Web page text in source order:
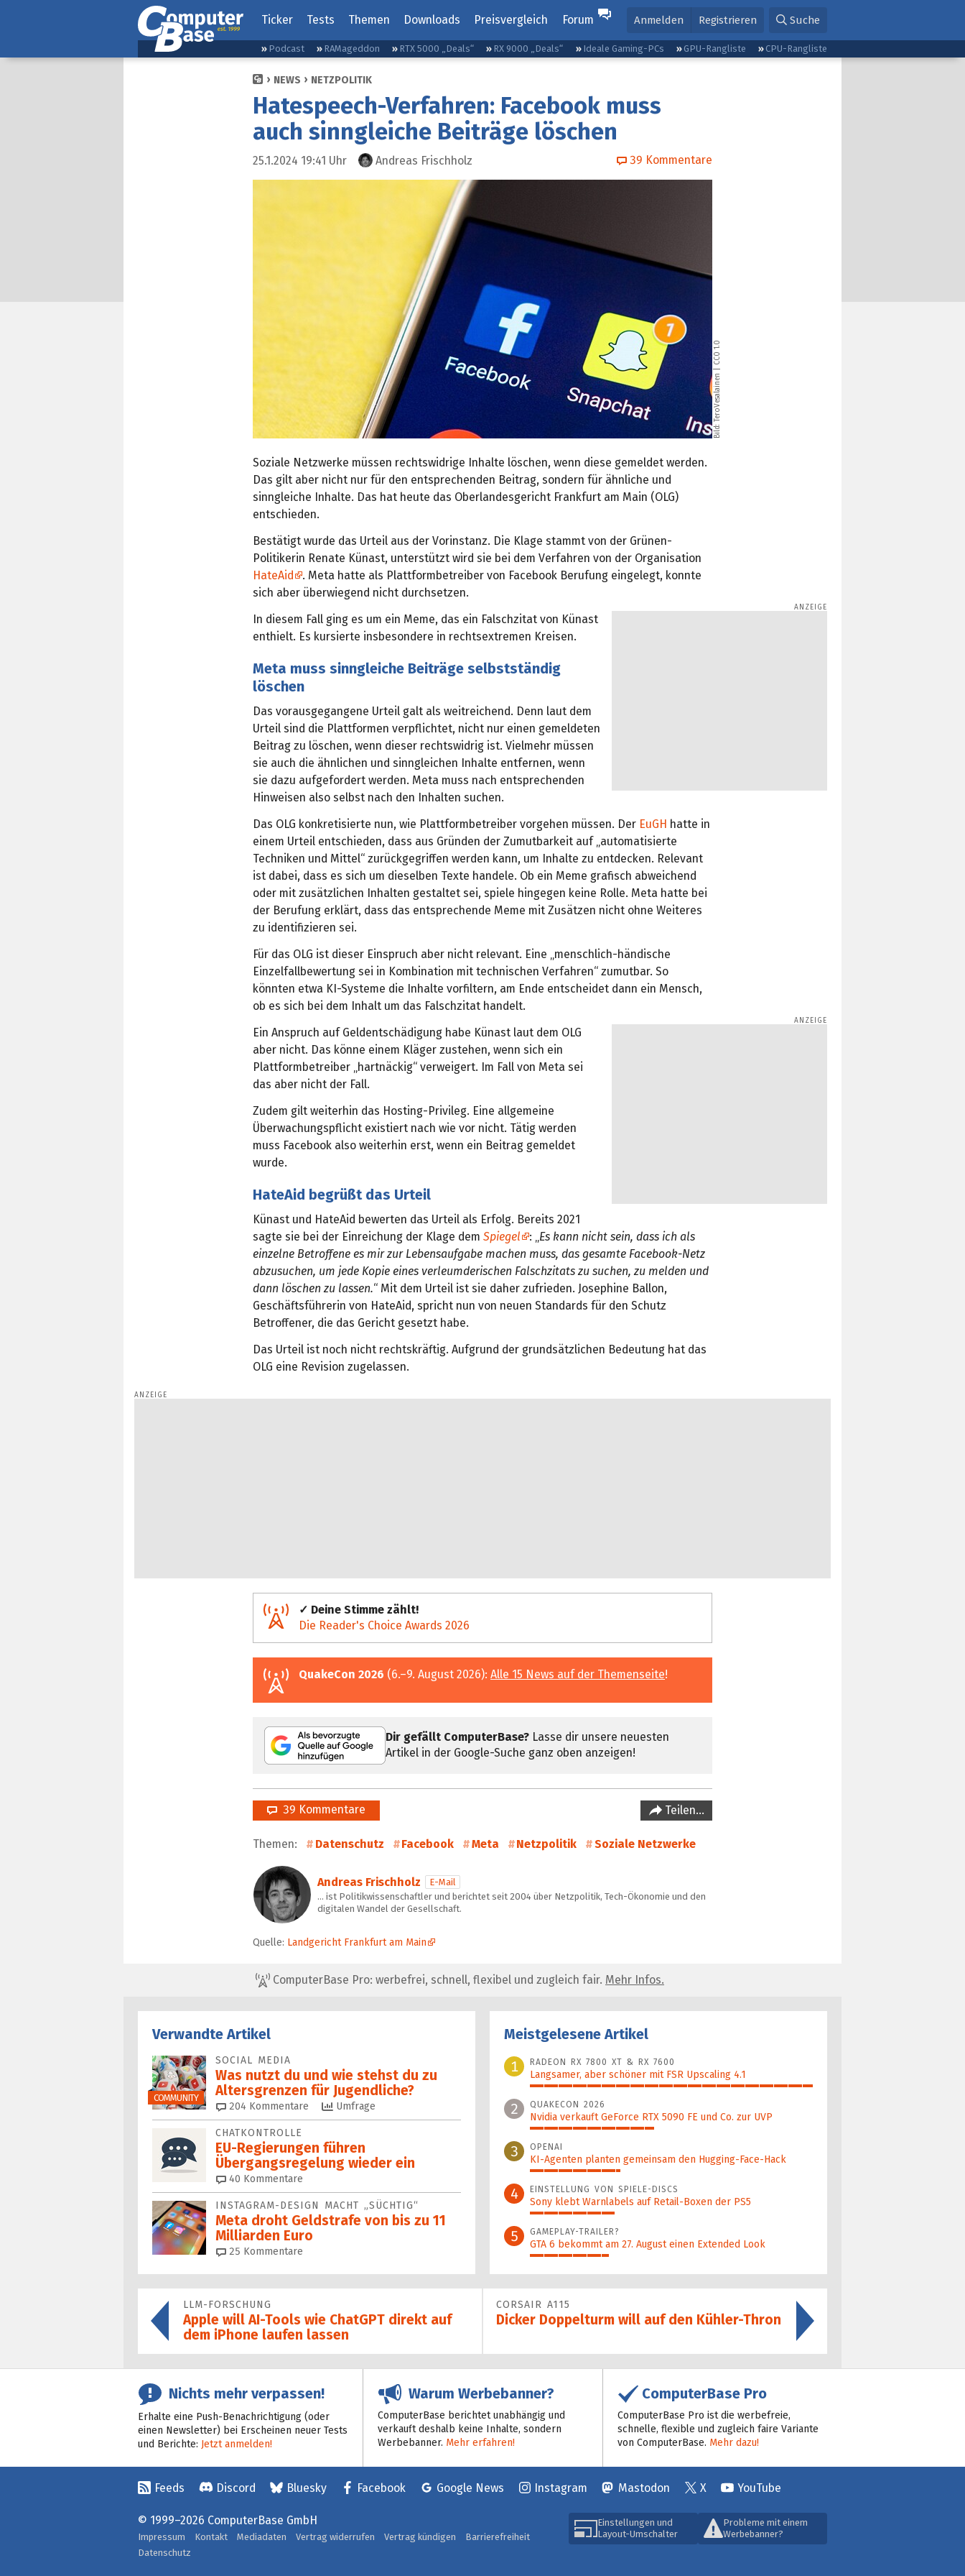
Ticker Tests Themen Downloads Preisvergleich Forum Anmelden Registrieren Suche
Podcast RAMageddon RTX 5000 „Deals“ RX 9000 „Deals“ Ideale Gaming-PCs GPU-Rangliste CPU-Rangliste
NEWS NETZPOLITIK
Hatespeech-Verfahren: Facebook muss
auch sinngleiche Beiträge löschen
25.1.2024 19:41 Uhr Andreas Frischholz 39 Kommentare
Bild:
TeroVesalainen
|
CC0 1.0
Soziale Netzwerke müssen rechtswidrige Inhalte löschen, wenn diese gemeldet werden.
Das gilt aber nicht nur für den entsprechenden Beitrag, sondern für ähnliche und
sinngleiche Inhalte. Das hat heute das Oberlandesgericht Frankfurt am Main (OLG)
entschieden.
Bestätigt wurde das Urteil aus der Vorinstanz. Die Klage stammt von der Grünen-
Politikerin Renate Künast, unterstützt wird sie bei dem Verfahren von der Organisation
HateAid
. Meta hatte als Plattformbetreiber von Facebook Berufung eingelegt, konnte
sich aber überwiegend nicht durchsetzen.
In diesem Fall ging es um ein Meme, das ein Falschzitat von Künast
enthielt. Es kursierte insbesondere in rechtsextremen Kreisen.
Meta muss sinngleiche Beiträge selbstständig
löschen
Das vorausgegangene Urteil galt als weitreichend. Denn laut dem
Urteil sind die Plattformen verpflichtet, nicht nur einen gemeldeten
Beitrag zu löschen, wenn dieser rechtswidrig ist. Vielmehr müssen
sie auch die ähnlichen und sinngleichen Inhalte entfernen, wenn
sie dazu aufgefordert werden. Meta muss nach entsprechenden
Hinweisen also selbst nach den Inhalten suchen.
Das OLG konkretisierte nun, wie Plattformbetreiber vorgehen müssen. Der EuGH hatte in
einem Urteil entschieden, dass aus Gründen der Zumutbarkeit auf „automatisierte
Techniken und Mittel“ zurückgegriffen werden kann, um Inhalte zu entdecken. Relevant
ist dabei, dass es sich um dieselben Texte handele. Ob ein Meme grafisch abweichend
oder mit zusätzlichen Inhalten gestaltet sei, spiele hingegen keine Rolle. Meta hatte bei
der Berufung erklärt, dass das entsprechende Meme mit Zusätzen nicht ohne Weiteres
zu identifizieren sei.
Für das OLG ist dieser Einspruch aber nicht relevant. Eine „menschlich-händische
Einzelfallbewertung sei in Kombination mit technischen Verfahren“ zumutbar. So
könnten etwa KI-Systeme die Inhalte vorfiltern, am Ende entscheidet dann ein Mensch,
ob es sich bei dem Inhalt um das Falschzitat handelt.
Ein Anspruch auf Geldentschädigung habe Künast laut dem OLG
aber nicht. Das könne einem Kläger zustehen, wenn sich ein
Plattformbetreiber „hartnäckig“ verweigert. Im Fall von Meta sei
das aber nicht der Fall.
Zudem gilt weiterhin das Hosting-Privileg. Eine allgemeine
Überwachungspflicht existiert nach wie vor nicht. Tätig werden
muss Facebook also weiterhin erst, wenn ein Beitrag gemeldet
wurde.
HateAid begrüßt das Urteil
Künast und HateAid bewerten das Urteil als Erfolg. Bereits 2021
sagte sie bei der Einreichung der Klage dem Spiegel : „Es kann nicht sein, dass ich als
einzelne Betroffene es mir zur Lebensaufgabe machen muss, das gesamte Facebook-Netz
abzusuchen, um jede Kopie eines verleumderischen Falschzitats zu suchen, zu melden und
dann löschen zu lassen.“ Mit dem Urteil ist sie daher zufrieden. Josephine Ballon,
Geschäftsführerin von HateAid, spricht nun von neuen Standards für den Schutz
Betroffener, die das Gericht gesetzt habe.
Das Urteil ist noch nicht rechtskräftig. Aufgrund der grundsätzlichen Bedeutung hat das
OLG eine Revision zugelassen.
✓ Deine Stimme zählt!
Die Reader's Choice Awards 2026
QuakeCon 2026 (6.–9. August 2026): Alle 15 News auf der Themenseite!
Dir gefällt ComputerBase? Lasse dir unsere neuesten
Artikel in der Google-Suche ganz oben anzeigen!
39 Kommentare Teilen…
Themen: Datenschutz Facebook Meta Netzpolitik Soziale Netzwerke
Andreas Frischholz
E-Mail
… ist Politikwissenschaftler und berichtet seit 2004 über Netzpolitik, Tech-Ökonomie und den
digitalen Wandel der Gesellschaft.
Quelle: Landgericht Frankfurt am Main
ComputerBase Pro: werbefrei, schnell, flexibel und zugleich fair. Mehr Infos.
Verwandte Artikel
COMMUNITY
SOCIAL MEDIA
Was nutzt du und wie stehst du zu
Alters­grenzen für Jugendliche?
204 Kommentare Umfrage
CHATKONTROLLE
EU-Regierungen führen
Übergangsregelung wieder ein
40 Kommentare
INSTAGRAM-DESIGN MACHT „SÜCHTIG“
Meta droht Geldstrafe von bis zu 11
Milliarden Euro
25 Kommentare
Meistgelesene Artikel
1
RADEON RX 7800 XT & RX 7600
Langsamer, aber schöner mit FSR Upscaling 4.1
100%
2 QUAKECON 2026
Nvidia verkauft GeForce RTX 5090 FE und Co. zur UVP
44%
3 OPENAI
KI-Agenten planten gemein­sam den Hugging-Face-Hack
32%
4 EINSTELLUNG VON SPIELE-DISCS
Sony klebt Warnlabels auf Retail-Boxen der PS5
30%
5 GAMEPLAY-TRAILER?
GTA 6 bekommt am 27. August einen Extended Look
28%
LLM-FORSCHUNG
Apple will AI-Tools wie ChatGPT direkt auf
dem iPhone laufen lassen
CORSAIR A115
Dicker Doppelturm will auf den Kühler-Thron
Nichts mehr verpassen!
Erhalte eine Push-Benachrichtigung (oder
einen Newsletter) bei Erscheinen neuer Tests
und Berichte: Jetzt anmelden!
Warum Werbebanner?
ComputerBase berichtet unabhängig und
verkauft deshalb keine Inhalte, sondern
Werbebanner. Mehr erfahren!
ComputerBase Pro
ComputerBase Pro ist die werbefreie,
schnelle, flexible und zugleich faire Variante
von ComputerBase. Mehr dazu!
Feeds Discord Bluesky Facebook Google News Instagram Mastodon X YouTube
Einstellungen und
Layout-Umschalter
Probleme mit einem
Werbebanner?
© 1999–2026 ComputerBase GmbH
Impressum Kontakt Mediadaten Vertrag widerrufen Vertrag kündigen
Barrierefreiheit
Datenschutz